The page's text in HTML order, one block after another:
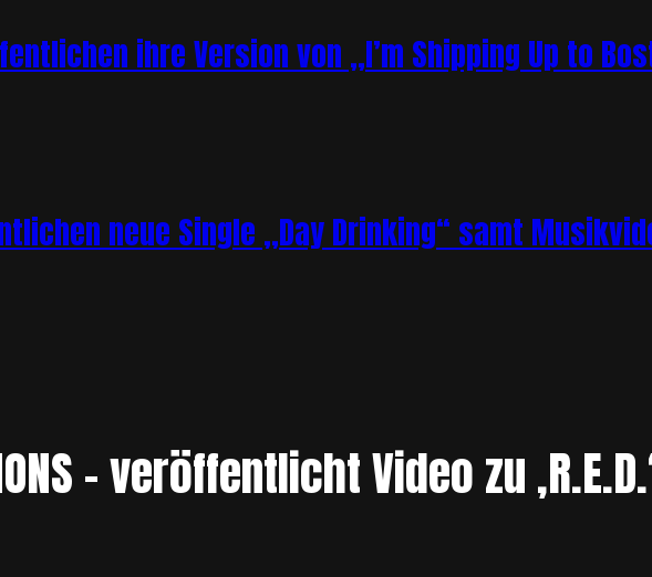
ihre Version von „I’m Shipping Up to
neue Single „Day Drinking“ samt
– veröffentlicht Video zu